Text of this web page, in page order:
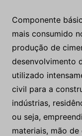
Componente
mais consumido
produção de
desenvolvimento
utilizado
civil para a
indústrias,
ou seja,
materiais, mão